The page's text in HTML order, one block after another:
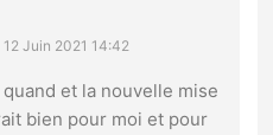
12 Juin 2021 14:42
et la nouvelle mise
bien pour moi et pour